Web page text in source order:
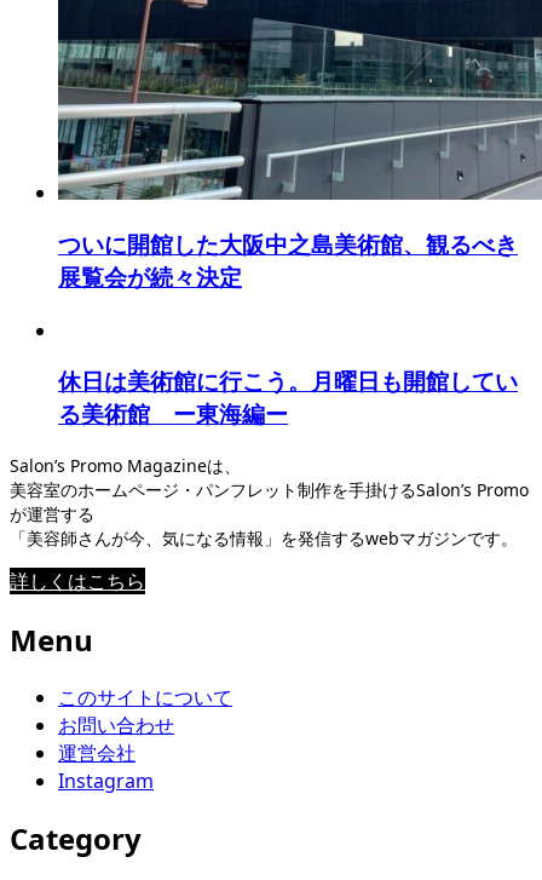
ついに開館した大阪中之島美術館、観るべき
展覧会が続々決定
休日は美術館に行こう。月曜日も開館してい
る美術館 ー東海編ー
Salon’s Promo Magazineは、
美容室のホームページ・パンフレット制作を手掛けるSalon’s Promo
が運営する
「美容師さんが今、気になる情報」を発信するwebマガジンです。
詳しくはこちら
Menu
このサイトについて
お問い合わせ
運営会社
Instagram
Category